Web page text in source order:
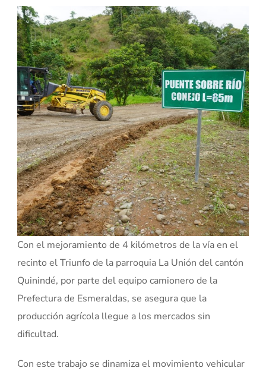
Con el mejoramiento de 4 kilómetros de la vía en el
recinto el Triunfo de la parroquia La Unión del cantón
Quinindé, por parte del equipo camionero de la
Prefectura de Esmeraldas, se asegura que la
producción agrícola llegue a los mercados sin
dificultad.
Con este trabajo se dinamiza el movimiento vehicular